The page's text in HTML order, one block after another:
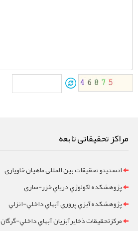
مراکز تحقیقاتی تابعه
انستیتو تحقیقات بین المللی ماهیان خاویاری
پژوهشکده اکولوژي درياي خزر-ساری
پژوهشکده آبزي پروري آبهاي داخلي-انزلي
مرکزتحقيقات ذخايرآبزيان آبهاي داخلي-گرگان